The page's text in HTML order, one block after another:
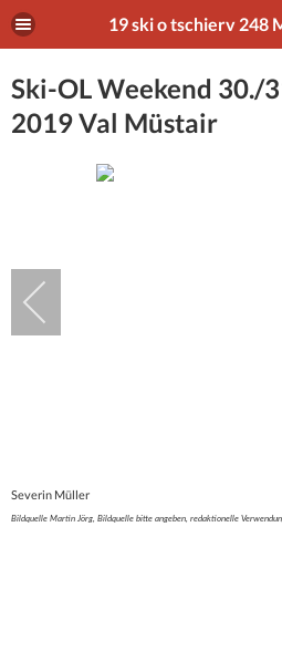
19 ski o tschierv 248
Ski-OL Weekend 30./
2019 Val Müstair
Severin Müller
Bildquelle Martin Jörg, Bildquelle bitte angeben, redaktionelle